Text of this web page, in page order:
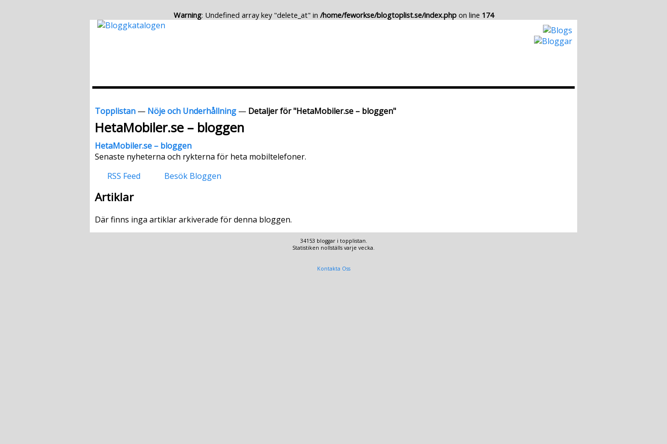
Warning: Undefined array key "delete_at" in /home/feworkse/blogtoplist.se/index.phpon line 174
Topplistan — Nöje och Underhållning — Detaljer för "HetaMobiler.se – bloggen"
HetaMobiler.se – bloggen
HetaMobiler.se – bloggen
Senaste nyheterna och rykterna för heta mobiltelefoner.
RSS Feed
Besök Bloggen
Artiklar
Där finns inga artiklar arkiverade för denna bloggen.
34153 bloggar i topplistan.
Statistiken nollställs varje vecka.
Kontakta Oss